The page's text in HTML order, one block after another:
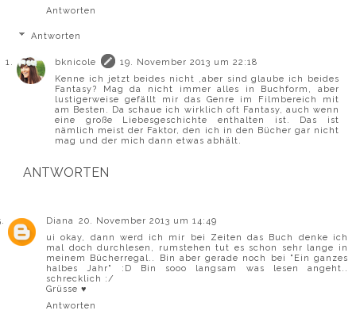
Antworten
Antworten
bknicole
19. November 2013 um 22:18
Kenne ich jetzt beides nicht ,aber sind glaube ich beides
Fantasy? Mag da nicht immer alles in Buchform, aber
lustigerweise gefällt mir das Genre im Filmbereich mit
am Besten. Da schaue ich wirklich oft Fantasy, auch wenn
eine große Liebesgeschichte enthalten ist. Das ist
nämlich meist der Faktor, den ich in den Bücher gar nicht
mag und der mich dann etwas abhält.
ANTWORTEN
Diana 20. November 2013 um 14:49
ui okay, dann werd ich mir bei Zeiten das Buch denke ich
mal doch durchlesen, rumstehen tut es schon sehr lange in
meinem Bücherregal.. Bin aber gerade noch bei "Ein ganzes
halbes Jahr" :D Bin sooo langsam was lesen angeht..
schrecklich :/
Grüsse ♥
Antworten